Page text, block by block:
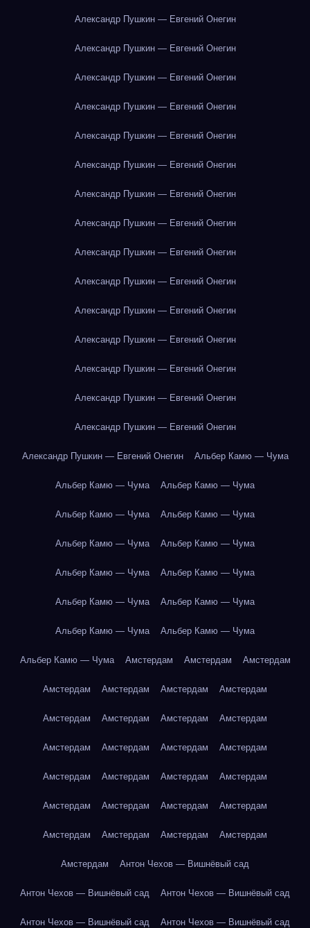
Александр Пушкин — Евгений Онегин
Александр Пушкин — Евгений Онегин
Александр Пушкин — Евгений Онегин
Александр Пушкин — Евгений Онегин
Александр Пушкин — Евгений Онегин
Александр Пушкин — Евгений Онегин
Александр Пушкин — Евгений Онегин
Александр Пушкин — Евгений Онегин
Александр Пушкин — Евгений Онегин
Александр Пушкин — Евгений Онегин
Александр Пушкин — Евгений Онегин
Александр Пушкин — Евгений Онегин
Александр Пушкин — Евгений Онегин
Александр Пушкин — Евгений Онегин
Александр Пушкин — Евгений Онегин
Александр Пушкин — Евгений Онегин Альбер Камю — Чума
Альбер Камю — Чума Альбер Камю — Чума
Альбер Камю — Чума Альбер Камю — Чума
Альбер Камю — Чума Альбер Камю — Чума
Альбер Камю — Чума Альбер Камю — Чума
Альбер Камю — Чума Альбер Камю — Чума
Альбер Камю — Чума Альбер Камю — Чума
Альбер Камю — Чума Амстердам Амстердам Амстердам
Амстердам Амстердам Амстердам Амстердам
Амстердам Амстердам Амстердам Амстердам
Амстердам Амстердам Амстердам Амстердам
Амстердам Амстердам Амстердам Амстердам
Амстердам Амстердам Амстердам Амстердам
Амстердам Амстердам Амстердам Амстердам
Амстердам Антон Чехов — Вишнёвый сад
Антон Чехов — Вишнёвый сад Антон Чехов — Вишнёвый сад
Антон Чехов — Вишнёвый сад Антон Чехов — Вишнёвый сад